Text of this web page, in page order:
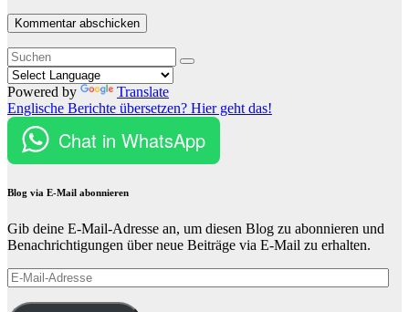
Powered by
Translate
Englische Berichte übersetzen? Hier geht das!
Chat in WhatsApp
Blog via E-Mail abonnieren
Gib deine E-Mail-Adresse an, um diesen Blog zu abonnieren und
Benachrichtigungen über neue Beiträge via E-Mail zu erhalten.
E-
Mail-
Adresse